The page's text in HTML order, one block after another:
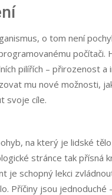
o tom není
počítači.
pilířích – přirozenost a
mu nové možnosti,
svoje cíle.
na který je lidské
stránce tak přísná
je schopný lekci
Příčiny jsou jednoduché